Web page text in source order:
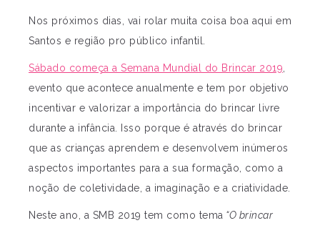
Nos próximos dias, vai rolar muita coisa boa aqui em
Santos e região pro público infantil.
Sábado começa a Semana Mundial do Brincar 2019
evento que acontece anualmente e tem por objetivo
incentivar e valorizar a importância do brincar livre
durante a infância. Isso porque é através do brincar
que as crianças aprendem e desenvolvem inúmeros
aspectos importantes para a sua formação, como a
noção de coletividade, a imaginação e a criatividade.
Neste ano, a SMB 2019 tem como tema “O brincar